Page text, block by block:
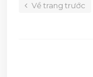
Về trang trước